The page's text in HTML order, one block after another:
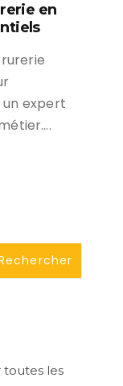
en
un expert
toutes les